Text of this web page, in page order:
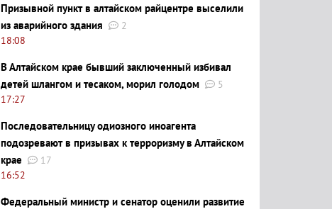
Призывной пункт в алтайском райцентре выселили
из аварийного здания
2
18:08
В Алтайском крае бывший заключенный избивал
детей шлангом и тесаком, морил голодом
5
17:27
Последовательницу одиозного иноагента
подозревают в призывах к терроризму в Алтайском
крае
17
16:52
Федеральный министр и сенатор оценили развитие